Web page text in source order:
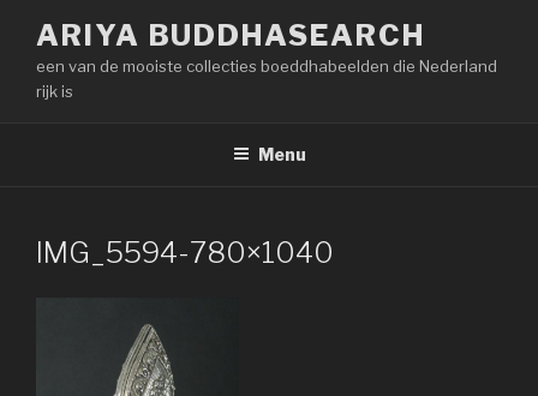
inhoud
springen
ARIYA BUDDHASEARCH
een van de mooiste collecties boeddhabeelden die Nederland
rijk is
Menu
IMG_5594-780×1040